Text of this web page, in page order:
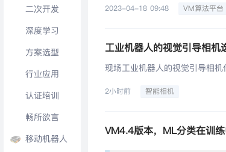
二次开发
深度学习
方案选型
行业应用
认证培训
畅所欲言
移动机器人
2023-04-18 09:48 VM算法平台
工业机器人的视觉引导相机
现场工业机器人的视觉引导相
2小时前 智能相机